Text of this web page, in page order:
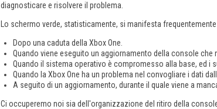
diagnosticare e risolvere il problema.
Lo schermo verde, statisticamente, si manifesta
Dopo una caduta della Xbox One.
Quando viene eseguito un aggiornamento della console che
Quando il sistema operativo è compromesso alla base, ed i
Quando la Xbox One ha un problema nel convogliare i dati
A seguito di un aggiornamento, durante il quale viene a
Ci occuperemo noi sia dell'organizzazione del ritiro della